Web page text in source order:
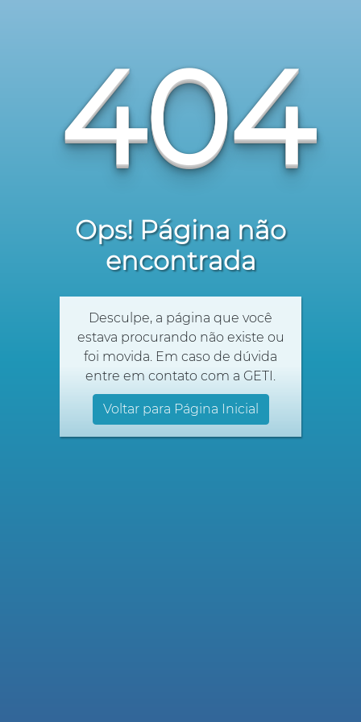
404
Ops! Página não
encontrada
Desculpe, a página que você
estava procurando não existe ou
foi movida. Em caso de dúvida
entre em contato com a GETI.
Voltar para Página Inicial